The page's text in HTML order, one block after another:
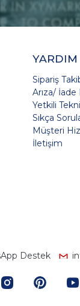
YARDIM
Sipariş
Arıza/
Yetkili
Sıkça
Müşteri
İletişim
Destek